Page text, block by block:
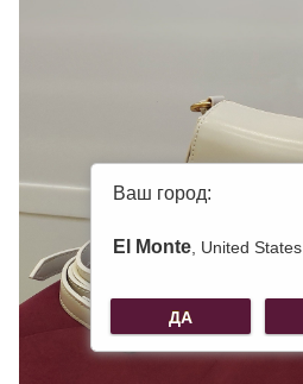
Ваш город:
El Monte , United States
ДА